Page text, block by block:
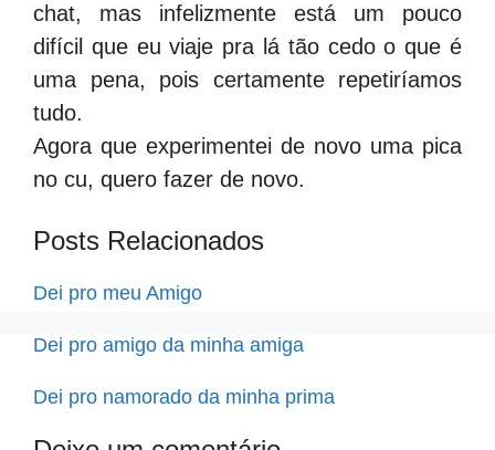
chat, mas infelizmente está um pouco
difícil que eu viaje pra lá tão cedo o que é
uma pena, pois certamente repetiríamos
tudo.
Agora que experimentei de novo uma pica
no cu, quero fazer de novo.
Posts Relacionados
Dei pro meu Amigo
Dei pro amigo da minha amiga
Dei pro namorado da minha prima